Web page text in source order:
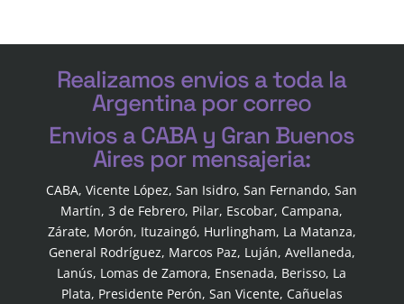
Realizamos envios a toda la
Argentina por correo
Envios a CABA y Gran Buenos
Aires por mensajeria:
CABA, Vicente López, San Isidro, San Fernando, San
Martín, 3 de Febrero, Pilar, Escobar, Campana,
Zárate, Morón, Ituzaingó, Hurlingham, La Matanza,
General Rodríguez, Marcos Paz, Luján, Avellaneda,
Lanús, Lomas de Zamora, Ensenada, Berisso, La
Plata, Presidente Perón, San Vicente, Cañuelas